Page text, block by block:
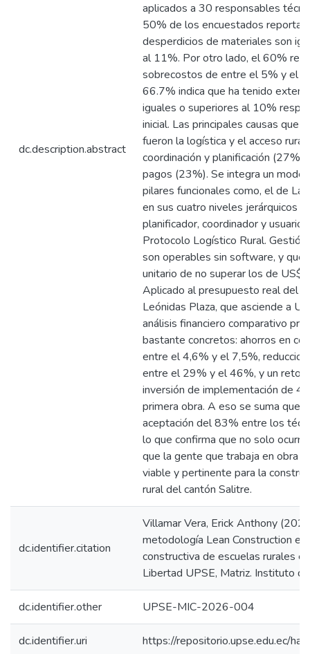
dc.description.abstract
aplicados a 30 responsables
50% de los encuestados reporta
desperdicios de materiales son
al 11%. Por otro lado, el 60%
sobrecostos de entre el 5% y el
66.7% indica que ha tenido
iguales o superiores al 10%
inicial. Las principales causas que
fueron la logística y el acceso
coordinación y planificación
pagos (23%). Se integra un
pilares funcionales como, el de
en sus cuatro niveles jerárquicos
planificador, coordinador y usuario.
Protocolo Logístico Rural.
son operables sin software, y que
unitario de no superar los de US$
Aplicado al presupuesto real del
Leónidas Plaza, que asciende a
análisis financiero comparativo
bastante concretos: ahorros en
entre el 4,6% y el 7,5%,
entre el 29% y el 46%, y un
inversión de implementación de
primera obra. A eso se suma que
aceptación del 83% entre los
lo que confirma que no solo
que la gente que trabaja en obra
viable y pertinente para la
rural del cantón Salitre.
dc.identifier.citation
Villamar Vera, Erick Anthony
metodología Lean Construction en
constructiva de escuelas rurales
Libertad UPSE, Matriz. Instituto
dc.identifier.other UPSE-MIC-2026-004
dc.identifier.uri https://repositorio.upse.edu.ec/